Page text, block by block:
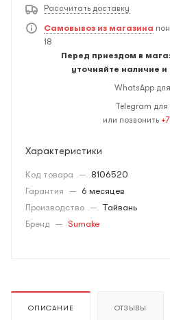
Рассчитать доставку
Самовывоз из магазина
18
Перед приездом в
уточняйте наличие
WhatsApp
Telegram для
или позвонить
Характеристики
Код товара — 8106520
Гарантия — 6 месяцев
Производство — Тайвань
Бренд — Sumake
ОПИСАНИЕ ОТЗЫВЫ